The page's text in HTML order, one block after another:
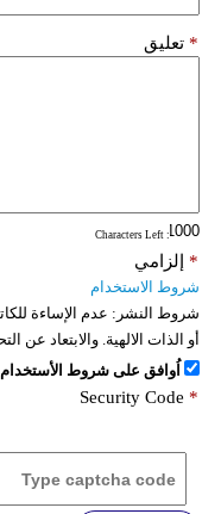
تعليق *
: Characters Left
إلزامي *
شروط الاستخدام
شروط النشر: عدم الإساءة
أو الذات الالهية. والابتعاد عن
اُوافق على شروط الأستخدام
Security Code *